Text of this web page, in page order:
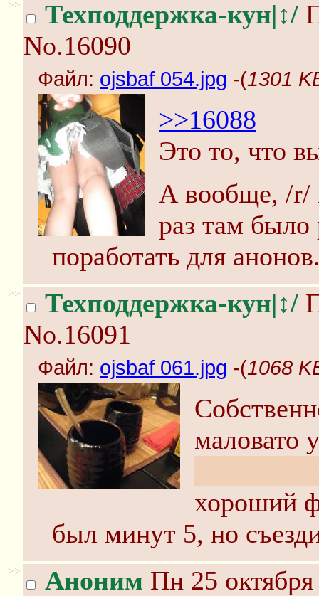
>> Техподдержка-кун|↕/
No.16090
Файл: ojsbaf 054.jpg -(1301
>>16088
Это то, что
А вообще, /r/
раз там было
поработать для
>> Техподдержка-кун|↕/
No.16091
Файл: ojsbaf 061.jpg -(1068
маловато
хороший
был минут 5, но
>> Аноним Пн 25